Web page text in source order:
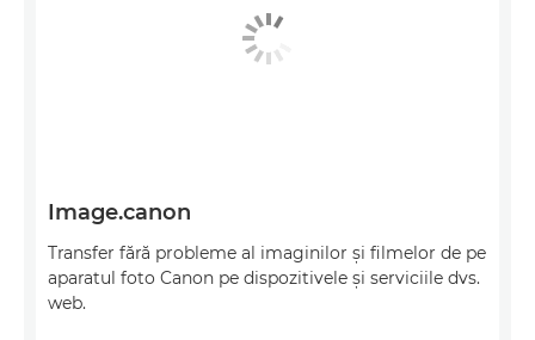
Image.canon
Transfer fără probleme al imaginilor şi filmelor de pe
aparatul foto Canon pe dispozitivele şi serviciile dvs.
web.